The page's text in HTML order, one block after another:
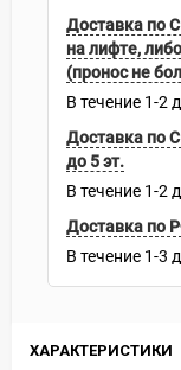
ХАРАКТЕРИСТИКИ
Доставка по
на лифте,
(пронос не
В течение 1-2
Доставка по
до 5 эт.
В течение 1-2
Доставка по
В течение 1-3